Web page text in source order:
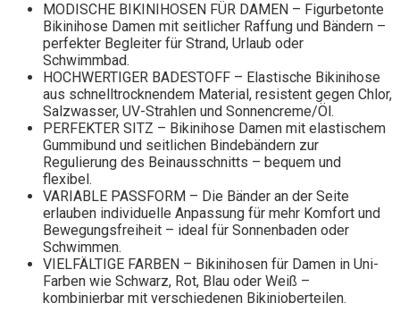
MODISCHE BIKINIHOSEN FÜR DAMEN – Figurbetonte
Bikinihose Damen mit seitlicher Raffung und Bändern –
perfekter Begleiter für Strand, Urlaub oder
Schwimmbad.
HOCHWERTIGER BADESTOFF – Elastische Bikinihose
aus schnelltrocknendem Material, resistent gegen Chlor,
Salzwasser, UV-Strahlen und Sonnencreme/Öl.
PERFEKTER SITZ – Bikinihose Damen mit elastischem
Gummibund und seitlichen Bindebändern zur
Regulierung des Beinausschnitts – bequem und
flexibel.
VARIABLE PASSFORM – Die Bänder an der Seite
erlauben individuelle Anpassung für mehr Komfort und
Bewegungsfreiheit – ideal für Sonnenbaden oder
Schwimmen.
VIELFÄLTIGE FARBEN – Bikinihosen für Damen in Uni-
Farben wie Schwarz, Rot, Blau oder Weiß –
kombinierbar mit verschiedenen Bikinioberteilen.